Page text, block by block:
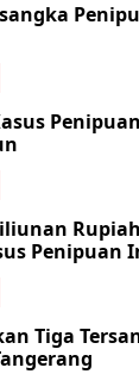
Penipuan
Tiga